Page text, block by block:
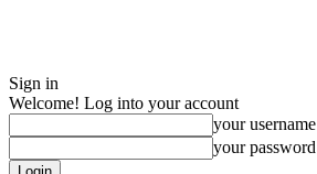
Sign in
Welcome! Log into your account
your username
your password